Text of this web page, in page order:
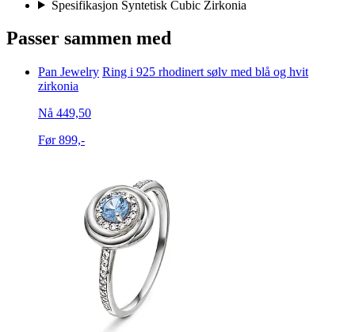
Spesifikasjon Syntetisk Cubic Zirkonia
Passer sammen med
Pan Jewelry Ring i 925 rhodinert sølv med blå og hvit
zirkonia
Nå 449,50
Før 899,-